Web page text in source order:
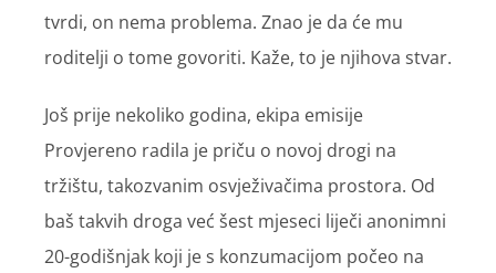
tvrdi, on nema problema. Znao je da će mu
roditelji o tome govoriti. Kaže, to je njihova stvar.
Još prije nekoliko godina, ekipa emisije
Provjereno radila je priču o novoj drogi na
tržištu, takozvanim osvježivačima prostora. Od
baš takvih droga već šest mjeseci liječi anonimni
20-godišnjak koji je s konzumacijom počeo na